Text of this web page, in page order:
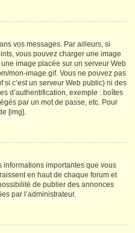
vos messages. Par ailleurs, si
vous pouvez charger une image
image placée sur un serveur Web
mon-image.gif. Vous ne pouvez pas
si c’est un serveur Web public) ni des
d’authentification, exemple : boîtes
par un mot de passe, etc. Pour
[img].
importantes que vous
en haut de chaque forum et
de publier des annonces
par l’administrateur.